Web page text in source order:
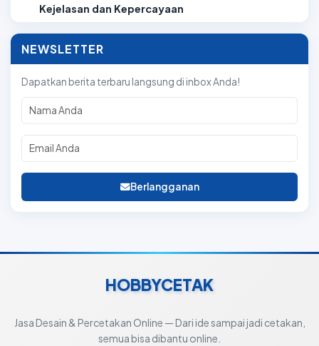
Kejelasan dan Kepercayaan
NEWSLETTER
Dapatkan berita terbaru langsung di inbox Anda!
Berlangganan
HOBBYCETAK
Jasa Desain & Percetakan Online — Dari ide sampai jadi cetakan,
semua bisa dibantu online.